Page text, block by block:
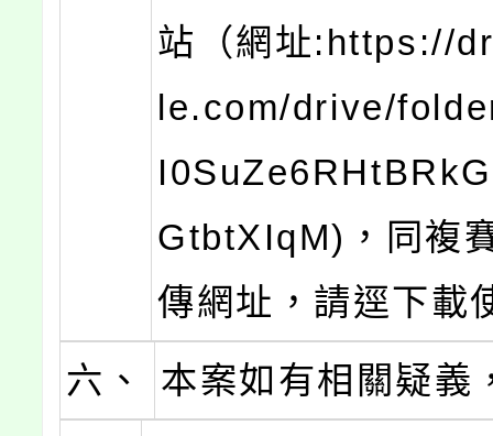
站（網址:https://
le.com/drive/
GtbtXIqM)，同複
傳網址，請逕下載
六、
本案如有相關疑義